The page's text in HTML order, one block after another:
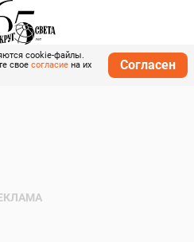
cookie-файлы.
свое согласие на их
Согласен